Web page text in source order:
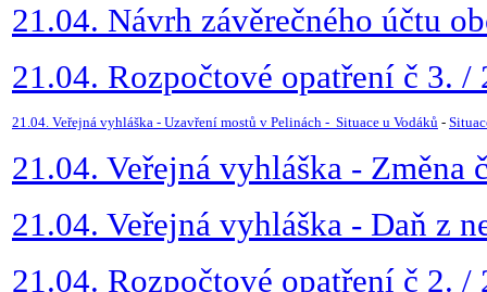
21.04. Návrh závěrečného účtu
21.04. Rozpočtové opatření č 3. /
21.04. Veřejná vyhláška - Uzavření mostů v Pelinách - Situace u Vodáků -
21.04. Veřejná vyhláška -
21.04. Veřejná vyhláška - Daň z
21.04. Rozpočtové opatření č 2. /